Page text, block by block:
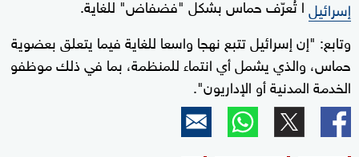
إسرائيلا تُعرّف حماس بشكل "فضفاض" للغاية.
وتابع: "إن إسرائيل تتبع نهجا واسعا للغاية فيما يتعلق بعضوية
حماس، والذي يشمل أي انتماء للمنظمة، بما في ذلك موظفو
الخدمة المدنية أو الإداريون".